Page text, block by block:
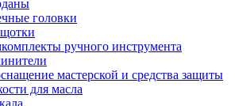
головки
ручного инструмента
мастерской и средства защиты
для масла